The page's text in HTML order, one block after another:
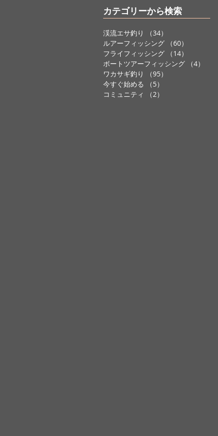
カテゴリーから検索
渓流エサ釣り （34）
ルアーフィッシング
（60）
フライフィッシング
（14）
ボートツアーフィッシング
（4）
ワカサギ釣り
（95）
今すぐ始める
（5）
コミュニティ
（2）